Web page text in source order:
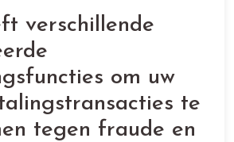
verschillende
om uw
te
tegen fraude en